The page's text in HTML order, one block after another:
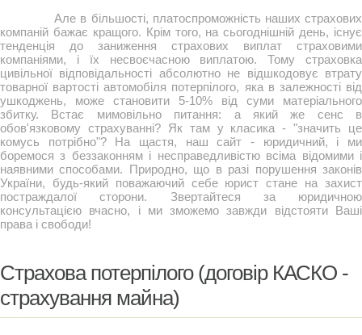
Але в більшості, платоспроможність наших страхових
компаній бажає кращого. Крім того, на сьогоднішній день, існує
тенденція до заниження страхових виплат страховими
компаніями, і їх несвоєчасною виплатою. Тому страховка
цивільної відповідальності абсолютно не відшкодовує втрату
товарної вартості автомобіля потерпілого, яка в залежності від
ушкоджень, може становити 5-10% від суми матеріального
збитку. Встає мимовільно питання: а який же сенс в
обов'язковому страхуванні? Як там у класика - "значить це
комусь потрібно"? На щастя, наш сайт - юридичний, і ми
боремося з беззаконням і несправедливістю всіма відомими і
наявними способами. Природно, що в разі порушення законів
України, будь-який поважаючий себе юрист стане на захист
постраждалої сторони. Звертайтеся за юридичною
консультацією вчасно, і ми зможемо завжди відстояти Ваші
права і свободи!
Страхова потерпілого (договір КАСКО -
страхування майна)